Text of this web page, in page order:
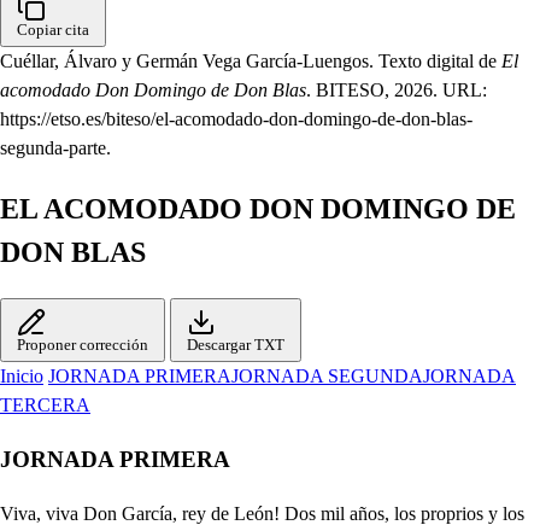
Copiar cita
Cuéllar, Álvaro y Germán Vega García-Luengos. Texto digital de El
acomodado Don Domingo de Don Blas. BITESO, 2026. URL:
https://etso.es/biteso/el-acomodado-don-domingo-de-don-blas-
segunda-parte.
EL ACOMODADO DON DOMINGO DE
DON BLAS
Proponer corrección Descargar TXT
Inicio JORNADA PRIMERAJORNADA SEGUNDAJORNADA
TERCERA
JORNADA PRIMERA
Viva, viva Don García, rey de León! Dos mil años, los proprios y los extraños den holocaustos al día en que Zamora merece ver la frente coronada que por la pluma y la espada tantas glorias nos ofrece. Ya, Ramiro, el tiempo he visto que más llegué a desear. Lo que debéis estimar el mostraros tan bien quisto públicas aclamaciones; que de los reyes, señor, es la ventura mayor reinar en los corazones. Mucho debo a esta ciudad. Mostró en su recibimiento, rompiendo a voces el viento, que en amor y lealtad a las demás se adelanta, que más dichosas han sido en haberte merecido besar primero la planta. Dadle los pies, gran señor, a Rodrigo. Levantad, que a vuestra sangre y lealtad debe los brazos mi amor. Quien con manos liberales tan altos favores da ¿qué corazones no hará valerosos y leales? Bien lo ha mostrado Zamora, que en este dichoso día con aplausos de alegría publica lo que os adora. Yo le pago como es justo ese amor, pues no he gozado, hasta que la vi, colmado de tanta ventura el gusto. Y a fe de quien soy, Rodrigo, que la prolija prisión del castillo de Gauzón fue para mí más castigo por verme de esta ciudad que tanto sabe obligarme ausente, que por privarme de la amada libertad. Pero por bien empleado doy ya cuanto he padecido, por el gusto que he tenido y el que Zamora ha mostrado con mi llegada. Jamás ha hecho acompañamiento tan general el contento. Don Domingo de Don Blas ha sido quien solamente no acompañó la ciudad. Huye su comodidad los concursos de la gente, que es al cuerpo fastidiosa la apretura, y el ruido lo es también para el oído. ¿Vive Costanza, su esposa? Sí, señor, y de un preñado espera ya sucesión. ¿Y no mudó condición con la mudanza de estado? No, señor, antes atiende hoy a la comodidad con mayor curiosidad, porque desquitar pretende los disgustos de casado. O le murmuren o alaben, a él le juzgan los que saben por hombre desengañado. Él sigue la condición del tiempo, y en el ocioso sus bienes logra dichoso, pero cuando la ocasión le obliga, ni en la prudencia ni en el valor tiene igual, que yo mismo, por mi mal, he tocado la experiencia. mas ahora pienso hacer . que por mi bien haya sido, que de él, pues le he conocido su lealtad, me he de valer. Su noble sangre le abona, su cordura y su valor, y, en importando al honor, a la vida no perdona. Pues ¿quién para mi privado más partes puede tener, o quién mejor puede ser atlante de mi cuidado? A don Domingo llamad, Ramiro, de parte mía. Voy, señor. Hoy es el día . que de su comodidad, según la fortuna ordena, el triste fin ha llegado, que del enojo pasado le quiere el rey dar la pena. Pruebe las calamidades, sepa a qué sabe el pesar; que me cansa verle amar tanto las comodidades. Dime, Rodrigo... ¿Señor? ¿Cómo está y cómo ha llevado de don Juan, su esposo amado, la muerte doña Leonor, la hija de don Ramiro? Don Domingo la hospedó desde el punto que enviudó, con privación de suspiro y de luto por don Juan. No sé lo que le ha movido; sé que la adorna vestido alegre y traje galán. ¿Qué dices? ¿si se ha casado segunda vez? si tuviera esposo, señor, no fuera cordura haberlo ocultado, causando murmuración con las galas. Bien sospecho que tendrá de haberlo hecho justa y precisa ocasión, pues que se lo ha consentido don Domingo de Don Blas, de quien informado estás que es honrado y entendido. Y él, pues le aguardas, señor, los motivos te dirá que yo ignoro. Bien está. mas dime, dime: Leonor ¿está después que enviudó tan perfetamente hermosa como al tiempo que de esposa la mano a don Juan le dio? Cuanto el retórico labio dice a la mujer más bella por lisonja, para ella será conocido agravio. ¿Tiene muchos pretendientes? Dineros y calidad, edad poca y gran beldad ¿qué corazones valientes, si mirarla han merecido, no rendirán? Dices bien. mas entretanto ¿quién, quién es della favorecido? ¿Hay alguno cuyo amor blasone de que es pagado? O el dichoso es recatado o no es piadosa Leonor, porque hasta ahora la fama, si trata de sus amantes, a todos llama constantes y a nadie dichoso llama. Triste yo, que soy testigo . de su rigor. No parece que en ella se compadece ser tan esquiva, Rodrigo, con los indicios que ha dado de liviana en cumplir mal con el traje funeral, a que la obliga su estado. Yo sospecho que hay en ello algún misterio. Y alguno . teme el cuidado importuno con que el rey se informa de ello, y averiguar me conviene si es intención amorosa. Señor, no es difícil cosa saber cuál de los que tiene es el amante querido; y yo me ofrezco a saberlo y a decirlo, si de ello te has de dar por tan servido como el gusto lo ha mostrado con que informándote estás, que en ello sospechas das de algún oculto cuidado. Hablando está mi señor con el rey. Quiero aguardar. si en un rey es culpa amar, darlo a entender es error. mas el ciego dios, Rodrigo, desconoce la razón, y es alivio en la pasión comunicarla a un amigo. Este nombre me mereces, y, así, no te he de negar lo que te han de confesar mis suspiros tantas veces. La noche que la beldad de Leonor ver merecí la vez primera, perdí dos veces la libertad. El rey, mi padre, prendió el cuerpo, y Leonor hermosa el alma, si venturosa, porque su belleza vio, infeliz también en verla, pues en la misma ocasión en que nació la afición murió la esperanza della. Sólo sirvió la ventura de ver allí tanta gloria de que hiciese su memoria mi larga prisión más dura. Pero, si bien la crueldad de la prisión agrandó, al mismo paso aumentó el gusto a la libertad, pues a la gloria mayor del trono, en que ya me veo, prefiero el menor deseo de los ojos de Leonor. Presa ha sido, detenida, esta amorosa pasión en dos años de prisión, largo infierno en corta vida. Ardiente volcán ha sido en mi pecho este cuidado del deseo concitado y del silencio oprimido. Y tanto con más violencia rompen las llaves el pecho, cuanto a exaltarlas ha hecho la prisión más resistencia. Y, así, tú, de quien confío, por noble, amigo y leal, pues te comunico el mal, que padece el pecho mío, Mercurio has de ser fiel. Mensajero de mi amor, da remedio a mi dolor, dando a Leonor parte de él. Y darás, conforme a ley, la vida, noble Rodrigo, o por amigo, a tu amigo, o por vasallo, a tu rey. Leyes son, señor, precisas esas dos obligaciones, y son preceptos que pones los favores con que avisas. Yo te confieso que siento de la reina, mi señora, que como debe te adora, el forzoso sentimiento que ha de tener con razón de lo que en su agravio piensas, que no te merece ofensas su hermosura y afición. Mas, viendo que ni de intento has de mudar, ni faltar quien se ofrezca a ejecutar tu resuelto pensamiento, quiero servirte, señor, pues nadie para este efecto ha de tener más secreto, más lealtad o más amor. Por esas razones fío de ti, Rodrigo, mi pecho. Estar puedes satisfecho de las verdades del mío. Señor... Beltrán, ¿qué hay de nuevo? No sé si yerro en decirlo, que aunque me he atrevido a oírlo, a creerlo no me atrevo. Pues al tiempo que entendí que pidieras a Leonor al rey, he visto, señor, que él te la ha pedido a ti. Luego, ¿nos has escuchado? Bastantes señas te doy. Pues, Beltrán... Ya sé que estoy por tu peligro obligado al secreto, porque el rey no entienda que tú me diste parte de él, y le rompiste de fidelidad la ley. Pero bien pienso que estás de mí, señor, confiado, y sabes que de criado el nombre tengo, no más, y las costumbres, de amigo. Es verdad, que la experiencia de tu valor y prudencia te da ese lugar conmigo. Don Juan, mi señor, que el cielo tenga, en su vida pensó cosa que ignorase yo, ni formó jamás recelo de mi secreto y lealtad. Lo mismo hallarás en mí. Eso supuesto, me dí ¿cómo si amas la beldad de Leonor tan abrasado, tan fácilmente, señor, de tercero de otro amor el oficio has acetado? Por eso. ¿Por eso? Sí. Misterios son que no entiendo. Supuesto que la pretendo para esposa, Beltrán, dí, no queriendo yo perder esperanza tan dichosa, ¿no es cautela provechosa ser yo el tercero, y saber si muestra villano pecho, o si resiste constante Leonor bella al rey amante, para poder, satisfecho de la verdad, resolver o ser su esposo o no serlo? Que excusándome de hacerlo me determino a perder de conocido a Leonor, pues, si en esto se valiera de otro el rey, yo no tuviera la evidencia de su honor que pide caso tan grave. Y en cosas de honor advierto que, aunque se dude lo cierto, cuando la duda se sabe, la han de evitar los que son honrados, porque la afrenta consentirá quien consienta la duda de la opinión. Así lo entiendo, señor. mas yo con razón creía que contigo bastaría saber del rey el amor para mudar pensamiento, porque de un rey viene a ser lo mismo, a mi parecer, la ejecución que el intento para dañar la opinión, pues ninguno, a lo que creo, en sabiendo su deseo, dudará la ejecución. Eso también me obligó, Beltrán, a ser su tercero, porque así excusar espero que ninguno, sino yo, tenga de su amor noticia. si tú del murmurador con ese medio, señor, aseguras la malicia, estar puedes satisfecho de Leonor, que es tan honesta que no hay roca al mar opuesta más constante que su pecho. ¿Que esta noche hay tanta fiesta en Palacio? La ciudad extremos de su lealtad en sus gestos manifiesta. Y porque de prevenciones dilatadas necesita, trajes y danzas imita de diferentes naciones esta noche, que su fe no quiere que pase día en que de tanta alegría algún indicio no dé. Ay, prima Leonor, quién fuera a ver tanto regocijo! Pues, ¿de qué te sirve un hijo que de tu preñado espera don Domingo, si el enfado que te amenaza al parir no desquitas en cumplir los antojos del preñado? ¿Y venceré sus rigores con decir que se me antoja? si te resiste y se enoja, finge al momento dolores, que es torcedor inhumano perder un hijo. Leonor, él sale. Sólo el calor hace insufrible el verano. Es verdad. mas la opinión común, por el desenfado con que se vive, le ha dado, aun con esa condición, mejor lugar que al invierno. ¿Desenfado puede haber en un tiempo que en arder semeja tanto al infierno? A los mendigo